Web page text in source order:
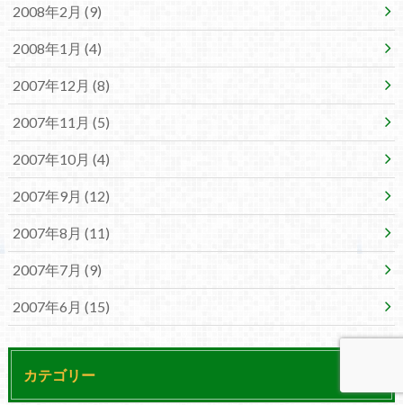
2008年2月 (9)
2008年1月 (4)
2007年12月 (8)
2007年11月 (5)
2007年10月 (4)
2007年9月 (12)
2007年8月 (11)
2007年7月 (9)
2007年6月 (15)
カテゴリー